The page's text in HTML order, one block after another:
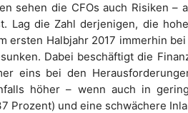
sehen die CFOs auch Risiken
Lag die Zahl derjenigen, die
ersten Halbjahr 2017 immerhin
Dabei beschäftigt die
eins bei den
höher – wenn auch in
Prozent) und eine schwächere